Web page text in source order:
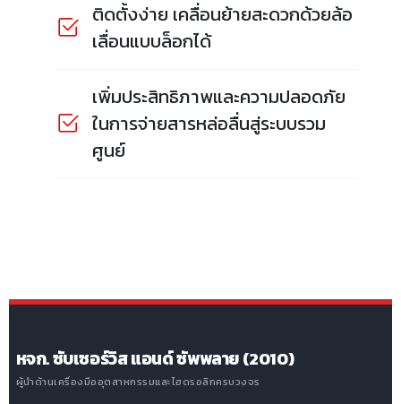
ติดตั้งง่าย เคลื่อนย้ายสะดวกด้วยล้อ
เลื่อนแบบล็อกได้
เพิ่มประสิทธิภาพและความปลอดภัย
ในการจ่ายสารหล่อลื่นสู่ระบบรวม
ศูนย์
หจก. ซับเซอร์วิส แอนด์ ซัพพลาย (2010)
ผู้นำด้านเครื่องมืออุตสาหกรรมและไฮดรอลิกครบวงจร